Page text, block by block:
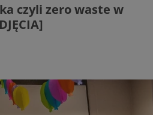
czyli zero waste w